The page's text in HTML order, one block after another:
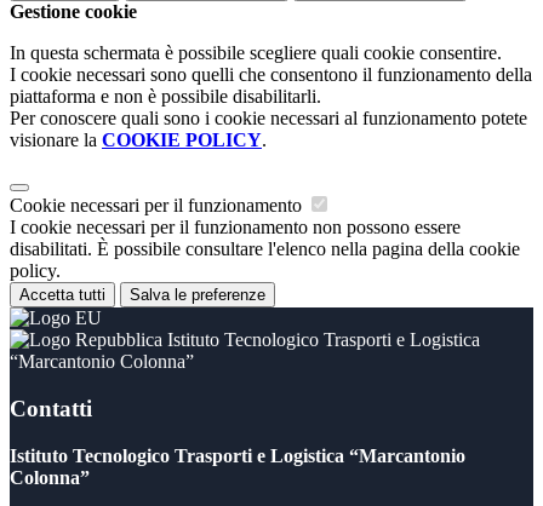
Gestione cookie
In questa schermata è possibile scegliere quali cookie consentire.
I cookie necessari sono quelli che consentono il funzionamento della
piattaforma e non è possibile disabilitarli.
Per conoscere quali sono i cookie necessari al funzionamento potete
visionare la COOKIE POLICY.
Cookie necessari per il funzionamento
I cookie necessari per il funzionamento non possono essere
disabilitati. È possibile consultare l'elenco nella pagina della cookie
policy.
Accetta tutti Salva le preferenze
Istituto Tecnologico Trasporti e Logistica
“Marcantonio Colonna”
Contatti
Istituto Tecnologico Trasporti e Logistica “Marcantonio
Colonna”